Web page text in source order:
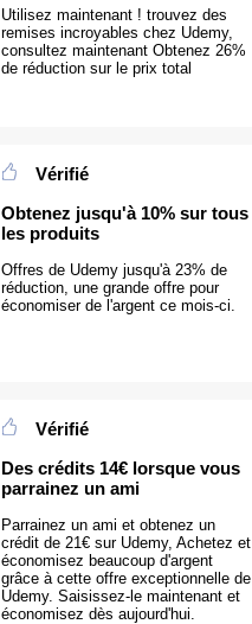
Utilisez maintenant ! trouvez des
remises incroyables chez Udemy,
consultez maintenant Obtenez 26%
de réduction sur le prix total
Vérifié
Obtenez jusqu'à 10% sur tous
les produits
Offres de Udemy jusqu'à 23% de
réduction, une grande offre pour
économiser de l'argent ce mois-ci.
Vérifié
Des crédits 14€ lorsque vous
parrainez un ami
Parrainez un ami et obtenez un
crédit de 21€ sur Udemy, Achetez et
économisez beaucoup d'argent
grâce à cette offre exceptionnelle de
Udemy. Saisissez-le maintenant et
économisez dès aujourd'hui.